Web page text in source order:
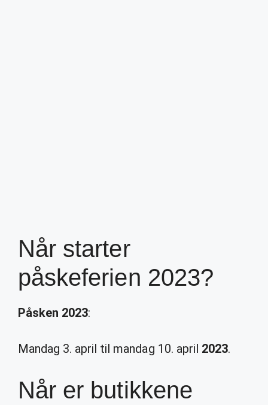
Når starter
påskeferien 2023?
Påsken 2023:
Mandag 3. april til mandag 10. april 2023.
Når er butikkene